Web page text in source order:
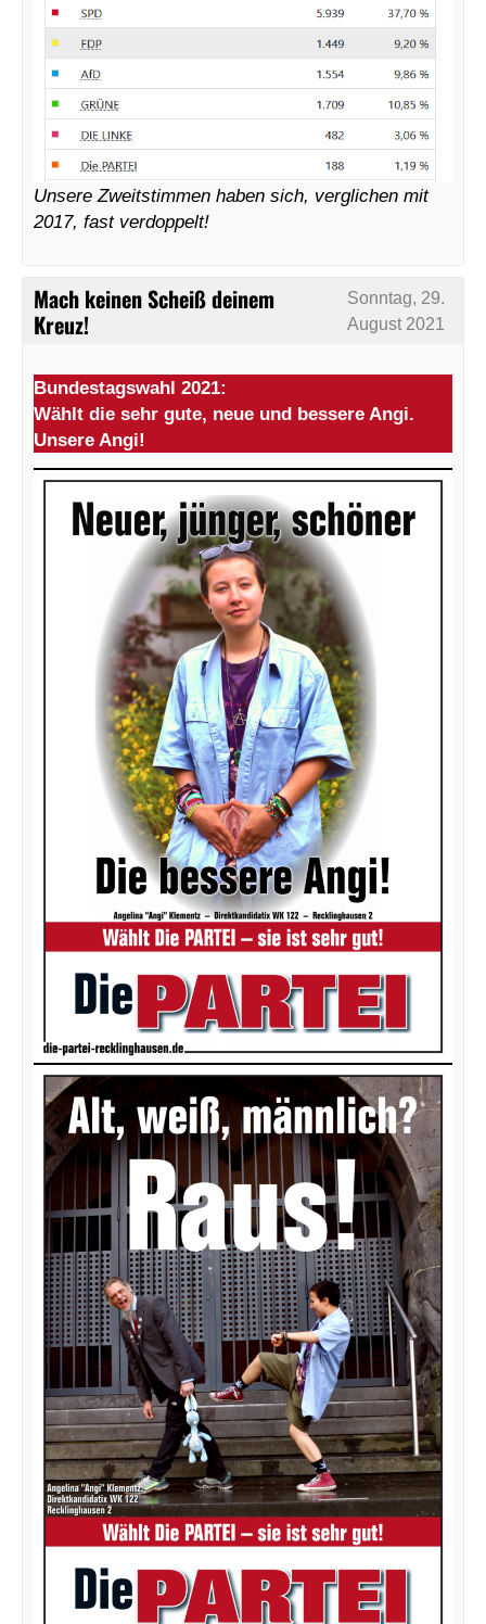
Unsere Zweitstimmen haben sich, verglichen mit
2017, fast verdoppelt!
Mach keinen Scheiß deinem
Kreuz!
Sonntag, 29.
August 2021
Bundestagswahl 2021:
Wählt die sehr gute, neue und bessere Angi.
Unsere Angi!